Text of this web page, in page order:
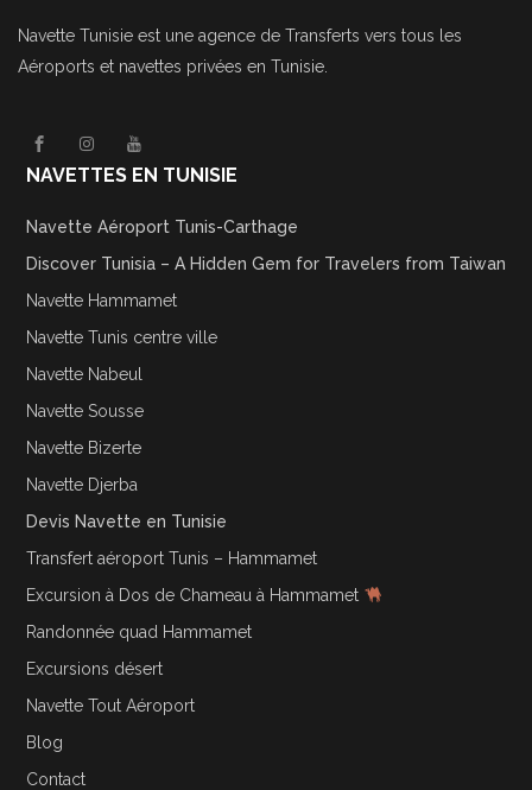
Navette Tunisie est une agence de Transferts vers tous les
Aéroports et navettes privées en Tunisie.
NAVETTES EN TUNISIE
Navette Aéroport Tunis-Carthage
Discover Tunisia – A Hidden Gem for Travelers from Taiwan
Navette Hammamet
Navette Tunis centre ville
Navette Nabeul
Navette Sousse
Navette Bizerte
Navette Djerba
Devis Navette en Tunisie
Transfert aéroport Tunis – Hammamet
Excursion à Dos de Chameau à Hammamet
Randonnée quad Hammamet
Excursions désert
Navette Tout Aéroport
Blog
Contact